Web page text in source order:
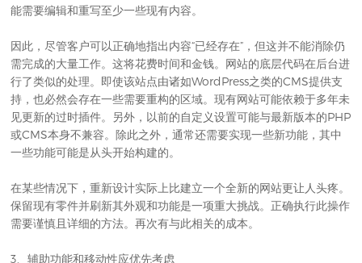
能需要编辑和重写至少一些现有内容。
因此，尽管客户可以正确地指出内容“已经存在”，但这并不能消除仍
需完成的大量工作。这将花费时间和金钱。网站的底层代码在后台进
行了类似的处理。即使该站点由诸如WordPress之类的CMS提供支
持，也必然会存在一些需要重构的区域。现有网站可能依赖于多年未
见更新的过时插件。另外，以前的自定义设置可能与最新版本的PHP
或CMS本身不兼容。除此之外，通常还需要实现一些新功能，其中
一些功能可能是从头开始构建的。
在某些情况下，重新设计实际上比建立一个全新的网站更让人头疼。
保留现有零件并刷新其外观和功能是一项重大挑战。正确执行此操作
需要谨慎且详细的方法。再次有与此相关的成本。
3、辅助功能和移动性应优先考虑